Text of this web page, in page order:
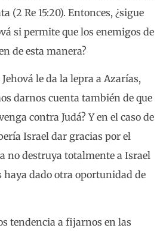
(2 Re 15:20). Entonces, ¿sigue
si permite que los enemigos de
de esta manera?
Jehová le da la lepra a Azarías,
darnos cuenta también de que
contra Judá? Y en el caso de
Israel dar gracias por el
no destruya totalmente a Israel
haya dado otra oportunidad de
tendencia a fijarnos en las